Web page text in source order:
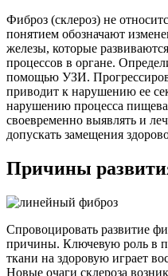
Фиброз (склероз) не
понятием обозначают
железы, которые
процессов в органе.
помощью УЗИ.
приводит к нарушению ее
нарушению процесса
своевременно выявлять и
допускать замещения
Причины
Спровоцировать развитие
причины. Ключевую роль в
ткани на здоровую играет
Новые очаги склероза